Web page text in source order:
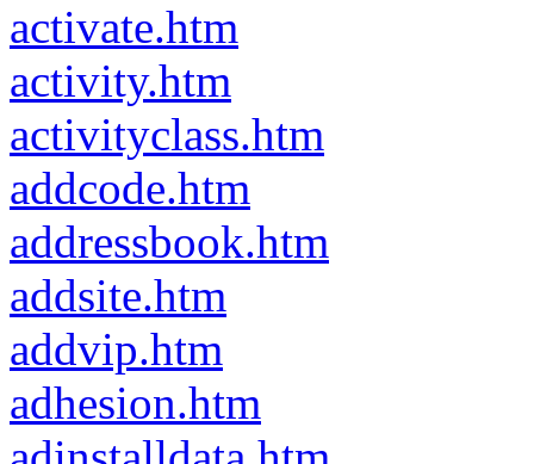
activate.htm
activity.htm
activityclass.htm
addcode.htm
addressbook.htm
addsite.htm
addvip.htm
adhesion.htm